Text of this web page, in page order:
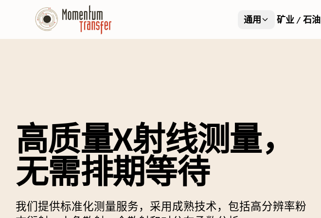
通用 矿业 / 石油
高质量X射线测量，
无需排期等待
我们提供标准化测量服务，采用成熟技术，包括高分辨率粉